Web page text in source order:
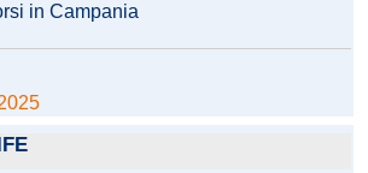
in Campania